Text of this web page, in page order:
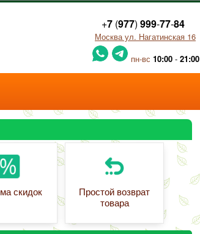
+7(977) 999-77-84
Москва ул. Нагатинская 16
пн-вс 10:00 -21:00
скидок
Простой возврат
товара